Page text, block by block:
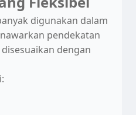
digunakan dalam
pendekatan
dengan